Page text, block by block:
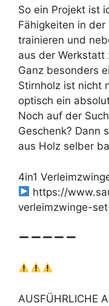
So ein Projekt ist
Fähigkeiten in
trainieren und
aus der Werkstatt
Ganz besonders
Stirnholz ist nicht
optisch ein
Noch auf der
Geschenk? Dann
aus Holz selber
4in1
https://
verleimzwinge-
AUSFÜHRLICHE